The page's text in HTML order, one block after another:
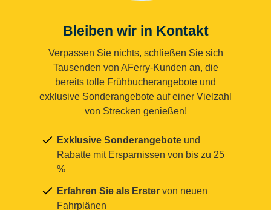
Bleiben wir in Kontakt
Verpassen Sie nichts, schließen Sie sich
Tausenden von AFerry-Kunden an, die
bereits tolle Frühbucherangebote und
exklusive Sonderangebote auf einer Vielzahl
von Strecken genießen!
Exklusive Sonderangebote und
Rabatte mit Ersparnissen von bis zu 25
%
Erfahren Sie als Erster von neuen
Fahrplänen